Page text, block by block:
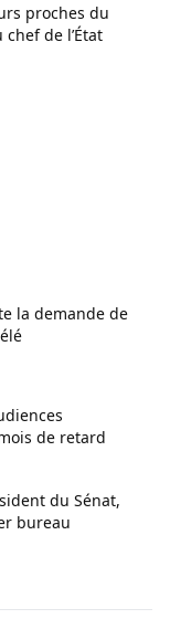
proches du
de l’État
la demande de
de retard
du Sénat,
bureau